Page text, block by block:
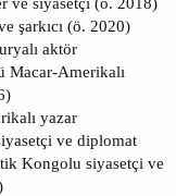
şarkıcı (ö. 2020)
aktör
Macar-Amerikalı
yazar
ve diplomat
Kongolu siyasetçi ve